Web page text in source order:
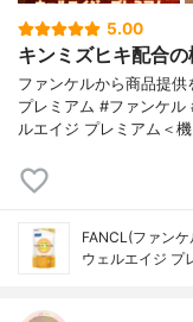
5.00
キンミズヒキ配合
ファンケルから商品提
プレミアム #ファンケル
ルエイジ プレミアム＜
FANCL(ファンケ
ウェルエイジ プ